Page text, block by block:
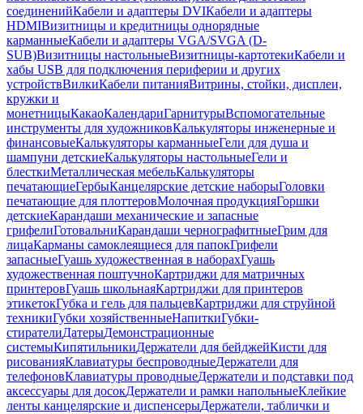
соединенийКабели и адаптеры DVIКабели и адаптеры
HDMIВизитницы и кредитницы однорядные
карманныеКабели и адаптеры VGA/SVGA (D-
SUB)Визитницы настольныеВизитницы-картотекиКабели и
хабы USB для подключения периферии и других
устройствВилкиКабели питанияВитрины, стойки, дисплеи,
кружки и
монетницыКакаоКалендариГарнитурыВспомогательные
инструменты для художниковКалькуляторы инженерные и
финансовыеКалькуляторы карманныеГели для душа и
шампуни детскиеКалькуляторы настольныеГели и
блесткиМеталлическая мебельКалькуляторы
печатающиеГербыКанцелярские детские наборыГоловки
печатающие для плоттеровМолочная продукцияГоршки
детскиеКарандаши механические и запасные
грифелиГотовальниКарандаши чернографитныеГрим для
лицаКарманы самоклеящиеся для папокГрифели
запасныеГуашь художественная в наборахГуашь
художественная поштучноКартриджи для матричных
принтеровГуашь школьнаяКартриджи для принтеров
этикетокГубка и гель для пальцевКартриджи для струйной
техникиГубки хозяйственныеНапиткиГубки-
стирателиДатерыДемонстрационные
системыКипятильникиДержатели для бейджейКисти для
рисованияКлавиатуры беспроводныеДержатели для
телефоновКлавиатуры проводныеДержатели и подставки под
аксессуары для досокДержатели и рамки напольныеКлейкие
ленты канцелярские и диспенсерыДержатели, таблички и